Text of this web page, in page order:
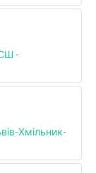
-
Хмільник-